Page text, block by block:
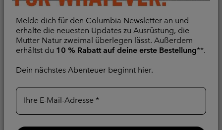
Melde dich für den Columbia Newsletter an und
erhalte die neuesten Updates zu Ausrüstung, die
Mutter Natur zweimal überlegen lässt. Außerdem
erhältst du 10 % Rabatt auf deine erste Bestellung**.
Dein nächstes Abenteuer beginnt hier.
Ihre E-Mail-Adresse
Neue Farben
Pouring Adventure™ III